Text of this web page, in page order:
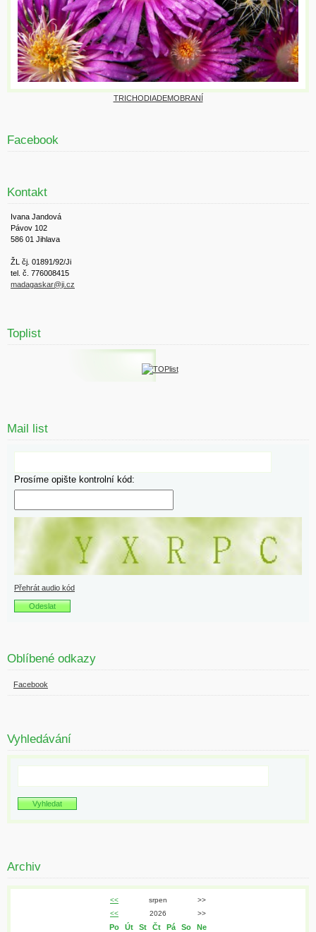
TRICHODIADEMOBRANÍ
Facebook
Kontakt
Ivana Jandová
Pávov 102
586 01 Jihlava
ŽL čj. 01891/92/Ji
tel. č. 776008415
madagaskar@ji.cz
Toplist
Mail list
Prosíme opište kontrolní kód:
Přehrát audio kód
Oblíbené odkazy
Facebook
Vyhledávání
Archiv
<< srpen
>>
<<
2026 >>
Po Út St Čt Pá So Ne